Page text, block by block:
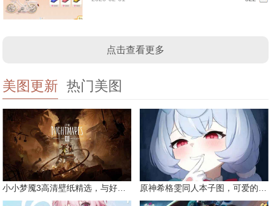
点击查看更多
美图更新 热门美图